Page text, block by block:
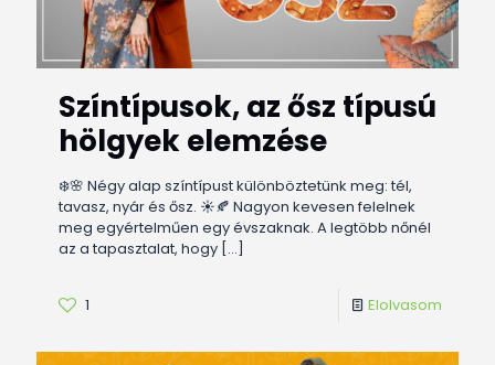
Színtípusok, az ősz típusú
hölgyek elemzése
❄️🌸 Négy alap színtípust különböztetünk meg: tél,
tavasz, nyár és ősz. ☀️🍂 Nagyon kevesen felelnek
meg egyértelműen egy évszaknak. A legtöbb nőnél
az a tapasztalat, hogy […]
1 Elolvasom